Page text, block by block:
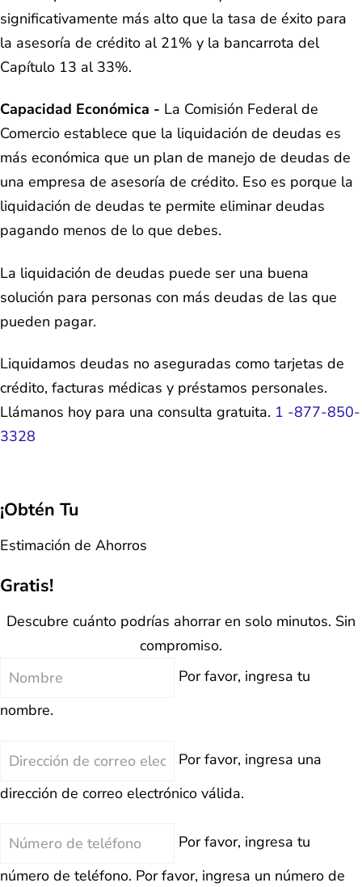
significativamente más alto que la tasa de éxito para
la asesoría de crédito al 21% y la bancarrota del
Capítulo 13 al 33%.
Capacidad Económica - La Comisión Federal de
Comercio establece que la liquidación de deudas es
más económica que un plan de manejo de deudas de
una empresa de asesoría de crédito. Eso es porque la
liquidación de deudas te permite eliminar deudas
pagando menos de lo que debes.
La liquidación de deudas puede ser una buena
solución para personas con más deudas de las que
pueden pagar.
Liquidamos deudas no aseguradas como tarjetas de
crédito, facturas médicas y préstamos personales.
Llámanos hoy para una consulta gratuita. 1 -877-850-
3328
¡Obtén Tu
Estimación de Ahorros
Gratis!
Descubre cuánto podrías ahorrar en solo minutos. Sin
compromiso.
Nombre
Por favor, ingresa tu
nombre.
Correo
Por favor, ingresa una
dirección de correo electrónico válida.
Teléfono
Por favor, ingresa tu
número de teléfono. Por favor, ingresa un número de